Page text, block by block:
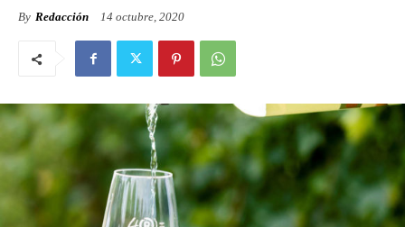
By Redacción 14 octubre, 2020